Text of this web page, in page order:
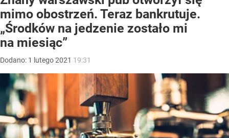
mimo obostrzeń. Teraz bankrutuje.
„Środków na jedzenie zostało mi
na miesiąc”
Dodano: 1 lutego2021 19:31